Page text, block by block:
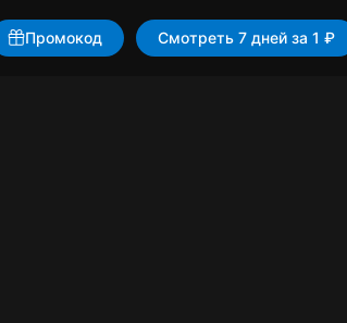
Промокод Смотреть 7 дней за 1 ₽